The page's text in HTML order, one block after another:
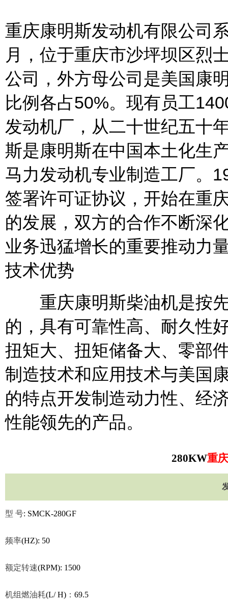
重庆康明斯发动机有限公司
月，位于重庆市沙坪坝区烈
公司，外方母公司是美国康
比例各占50%。现有员工
发动机厂，从二十世纪五十
斯是康明斯在中国本土化生
马力发动机专业制造工厂。
签署许可证协议，开始在重
的发展，双方的合作不断深
业务迅猛增长的重要推动力
技术优势
重庆康明斯柴油机是按先
的，具有可靠性高、耐久性
扭矩大、扭矩储备大、零部
制造技术和应用技术与美国
的特点开发制造动力性、经
性能领先的产品。
280KW重庆
型 号: SMCK-280GF
频率(HZ): 50
额定转速(RPM): 1500
机组燃油耗(L/ H) ： 69.5